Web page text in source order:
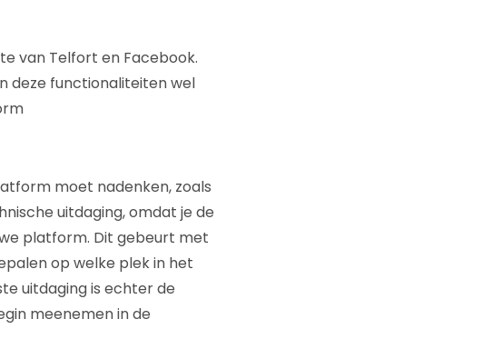
van Telfort en Facebook.
deze functionaliteiten wel
moet nadenken, zoals
uitdaging, omdat je de
platform. Dit gebeurt met
op welke plek in het
uitdaging is echter de
meenemen in de